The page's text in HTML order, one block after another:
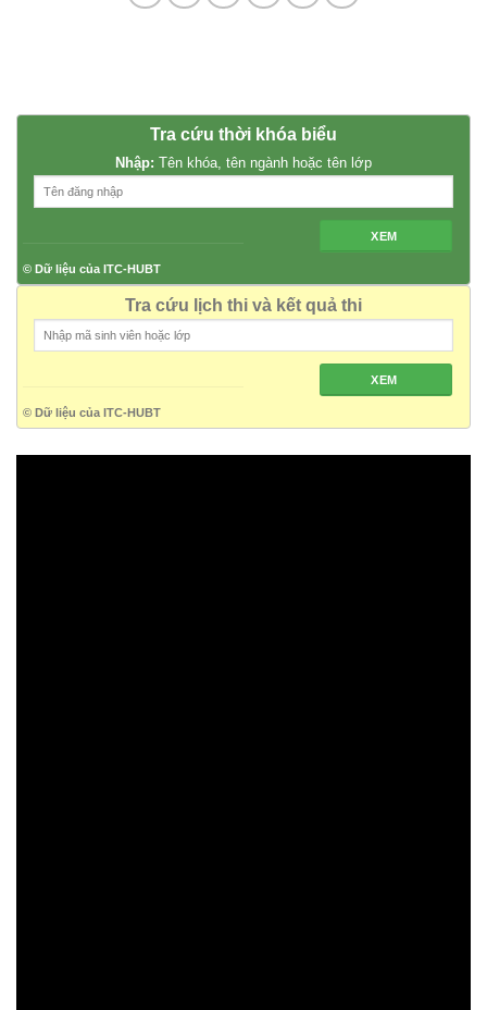
Tra cứu thời khóa biểu
Nhập: Tên khóa, tên ngành hoặc tên lớp
XEM
© Dữ liệu của ITC-HUBT
Tra cứu lịch thi và kết quả thi
XEM
© Dữ liệu của ITC-HUBT